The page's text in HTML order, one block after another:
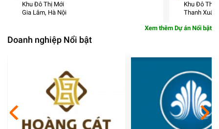
Khu Đô Thị Mới
Gia Lâm, Hà Nội
Khu Đô Thị
Thanh
Xem thêm Dự án Nổi bật
Doanh nghiệp Nổi bật